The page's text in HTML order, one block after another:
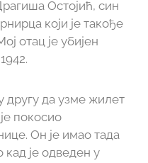
Остојић, син
који је такође
отац је убијен
другу да узме жилет
покосио
Он је имао тада
кад је одведен у